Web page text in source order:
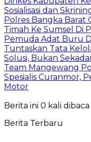
Sosialisasi dan
Polres Bangka
Timah Ke Sumsel Di
Pemuda Adat Buru
Tuntaskan Tata
Solusi, Bukan
Team Mangewang
Spesialis Curanmor,
Motor
Berita ini 0 kali dibaca
Berita Terbaru